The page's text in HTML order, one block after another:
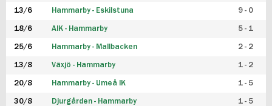
13/6 Hammarby - Eskilstuna 9 - 0
18/6 AIK - Hammarby 5 - 1
25/6 Hammarby - Mallbacken 2 - 2
13/8 Växjö - Hammarby 1 - 2
20/8 Hammarby - Umeå IK 1 - 5
30/8 Djurgården - Hammarby 1 - 5